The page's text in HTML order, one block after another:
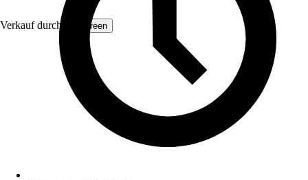
Verkauf durch: BioGreen